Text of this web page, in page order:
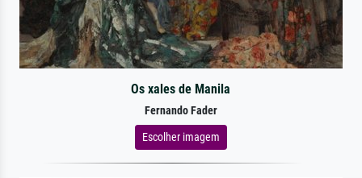
Os xales de Manila
Fernando Fader
Escolher imagem